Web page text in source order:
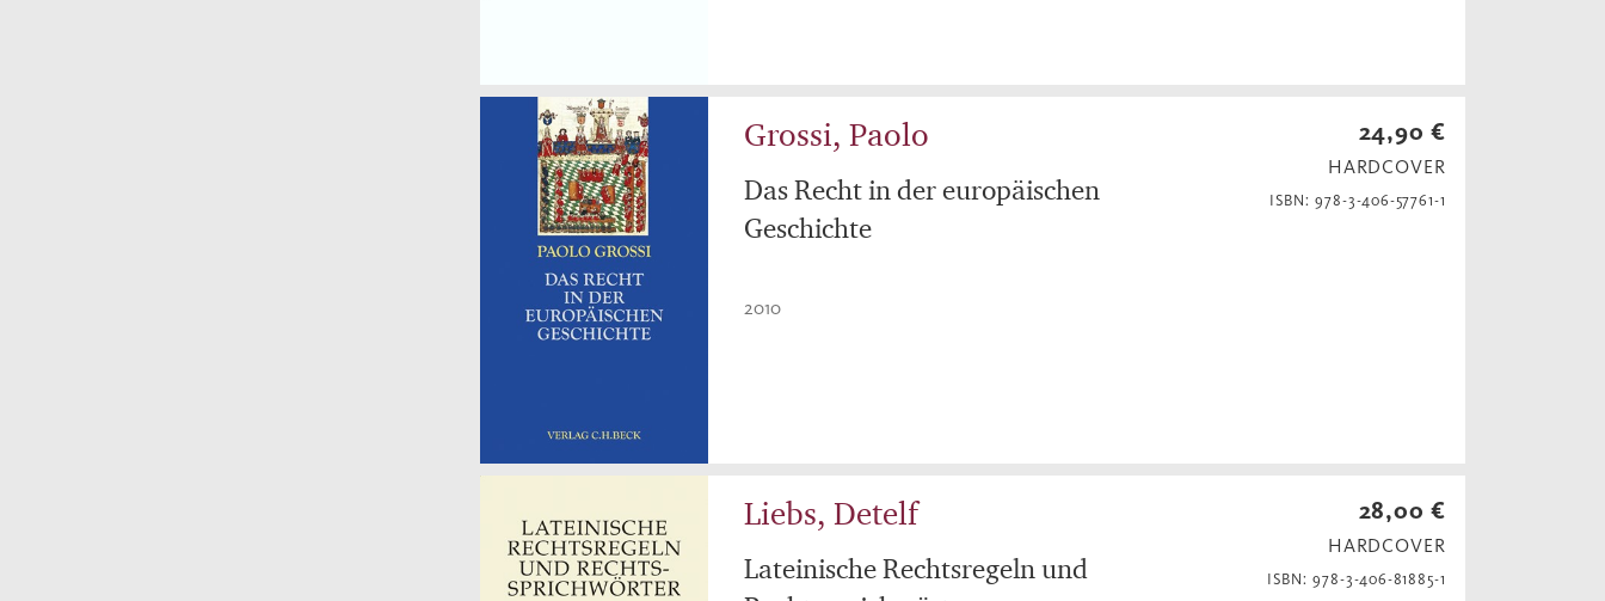
Grossi, Paolo
Das Recht in der europäischen
Geschichte
2010
24,90 €
HARDCOVER
ISBN: 978-3-406-57761-1
Liebs, Detelf
Lateinische Rechtsregeln und
28,00 €
HARDCOVER
ISBN: 978-3-406-81885-1